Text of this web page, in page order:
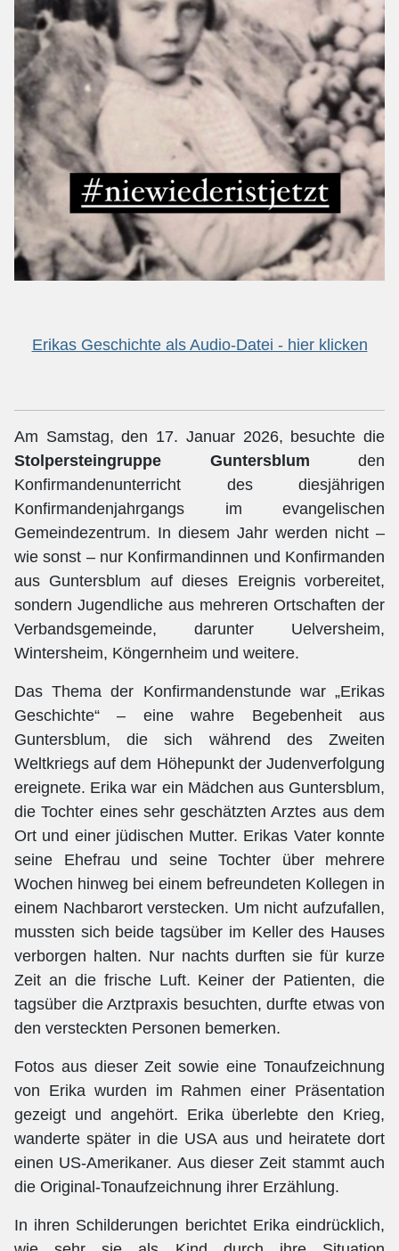
Erikas Geschichte als Audio-Datei - hier klicken
Am Samstag, den 17. Januar 2026, besuchte die
Stolpersteingruppe Guntersblum den
Konfirmandenunterricht des diesjährigen
Konfirmandenjahrgangs im evangelischen
Gemeindezentrum. In diesem Jahr werden nicht –
wie sonst – nur Konfirmandinnen und Konfirmanden
aus Guntersblum auf dieses Ereignis vorbereitet,
sondern Jugendliche aus mehreren Ortschaften der
Verbandsgemeinde, darunter Uelversheim,
Wintersheim, Köngernheim und weitere.
Das Thema der Konfirmandenstunde war „Erikas
Geschichte“ – eine wahre Begebenheit aus
Guntersblum, die sich während des Zweiten
Weltkriegs auf dem Höhepunkt der Judenverfolgung
ereignete. Erika war ein Mädchen aus Guntersblum,
die Tochter eines sehr geschätzten Arztes aus dem
Ort und einer jüdischen Mutter. Erikas Vater konnte
seine Ehefrau und seine Tochter über mehrere
Wochen hinweg bei einem befreundeten Kollegen in
einem Nachbarort verstecken. Um nicht aufzufallen,
mussten sich beide tagsüber im Keller des Hauses
verborgen halten. Nur nachts durften sie für kurze
Zeit an die frische Luft. Keiner der Patienten, die
tagsüber die Arztpraxis besuchten, durfte etwas von
den versteckten Personen bemerken.
Fotos aus dieser Zeit sowie eine Tonaufzeichnung
von Erika wurden im Rahmen einer Präsentation
gezeigt und angehört. Erika überlebte den Krieg,
wanderte später in die USA aus und heiratete dort
einen US-Amerikaner. Aus dieser Zeit stammt auch
die Original-Tonaufzeichnung ihrer Erzählung.
In ihren Schilderungen berichtet Erika eindrücklich,